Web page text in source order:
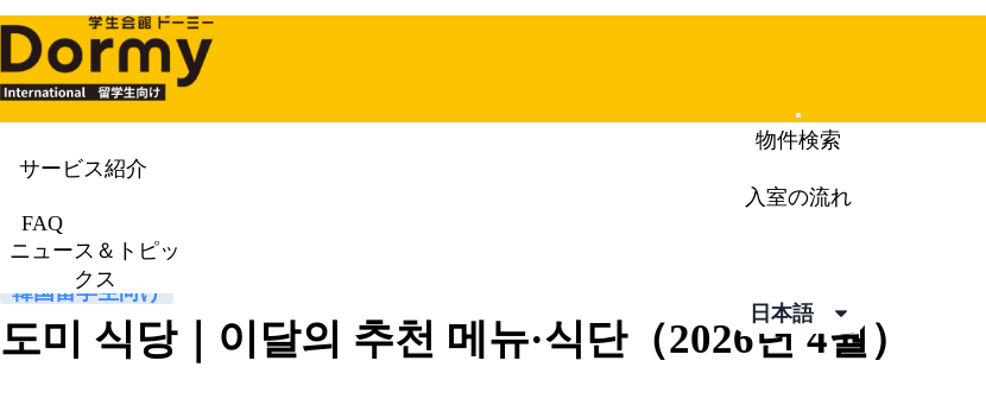
Mobile
Menu
物件検索
サービス紹介
入室の流れ
FAQ
ニュース＆トピッ
クス
日本語
ニュース＆トピックス
韓国留学生向け
도미 식당｜이달의 추천 메뉴·식단（2026년 4월）